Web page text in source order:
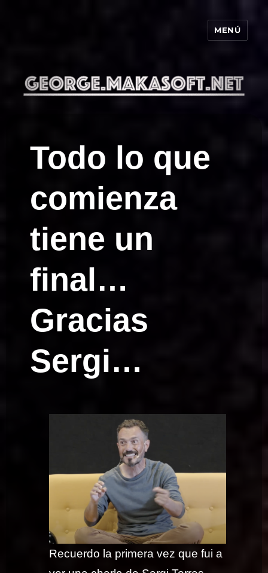
MENÚ
Todo lo que
comienza
tiene un
final…
Gracias
Sergi…
Recuerdo la primera vez que fui a